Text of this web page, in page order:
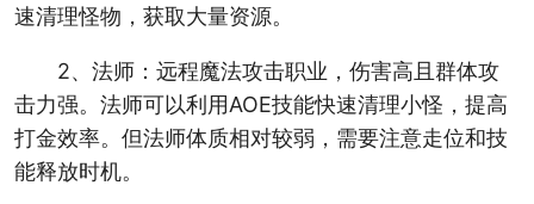
速清理怪物，获取大量资源。
2、法师：远程魔法攻击职业，伤害高且群体攻
击力强。法师可以利用AOE技能快速清理小怪，提高
打金效率。但法师体质相对较弱，需要注意走位和技
能释放时机。